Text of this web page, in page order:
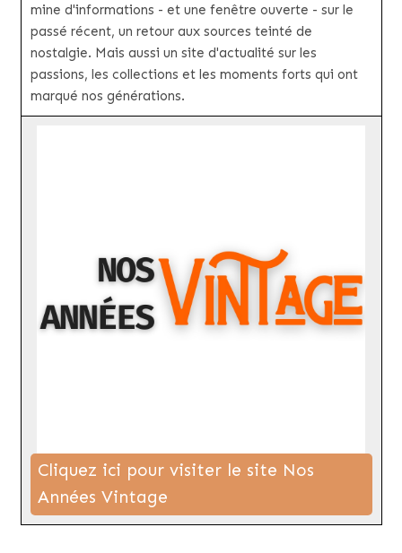
mine d'informations - et une fenêtre ouverte - sur le
passé récent, un retour aux sources teinté de
nostalgie. Mais aussi un site d'actualité sur les
passions, les collections et les moments forts qui ont
marqué nos générations.
Cliquez ici pour visiter le site Nos
Années Vintage